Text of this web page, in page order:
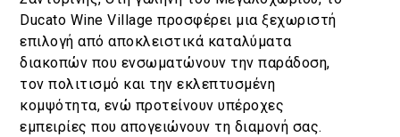
Ducato Wine Village προσφέρει μια ξεχωριστή
επιλογή από αποκλειστικά καταλύματα
διακοπών που ενσωματώνουν την παράδοση,
τον πολιτισμό και την εκλεπτυσμένη
κομψότητα, ενώ προτείνουν υπέροχες
εμπειρίες που απογειώνουν τη διαμονή σας.